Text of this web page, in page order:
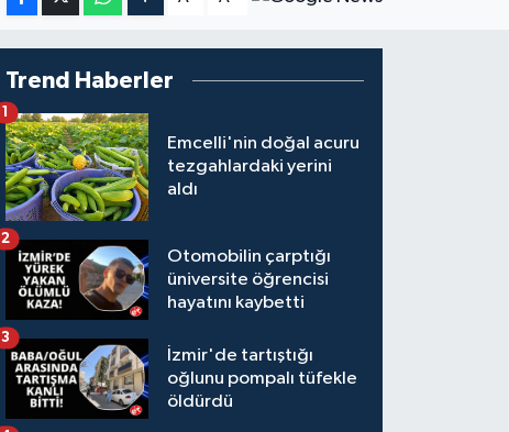
Trend Haberler
Emcelli'nin doğal acuru
tezgahlardaki yerini
aldı
1
Otomobilin çarptığı
üniversite öğrencisi
hayatını kaybetti
2
İzmir'de tartıştığı
oğlunu pompalı tüfekle
öldürdü
3